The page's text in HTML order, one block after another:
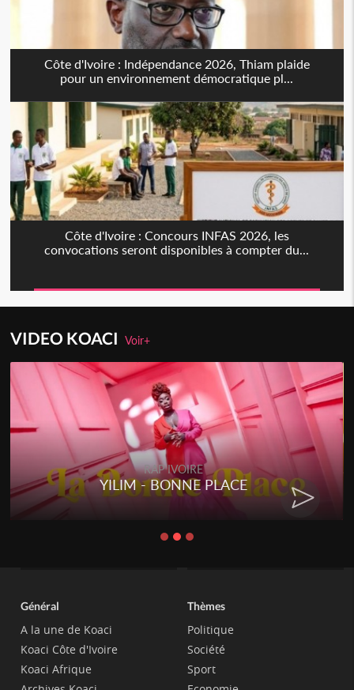
Côte d'Ivoire : Indépendance 2026, Thiam plaide
pour un environnement démocratique pl...
Côte d'Ivoire : Concours INFAS 2026, les
convocations seront disponibles à compter du...
VIDEO KOACIVoir+
RAP IVOIRE
YILIM - BONNE PLACE
Général
A la une de Koaci
Koaci Côte d'Ivoire
Koaci Afrique
Thèmes
Politique
Société
Sport